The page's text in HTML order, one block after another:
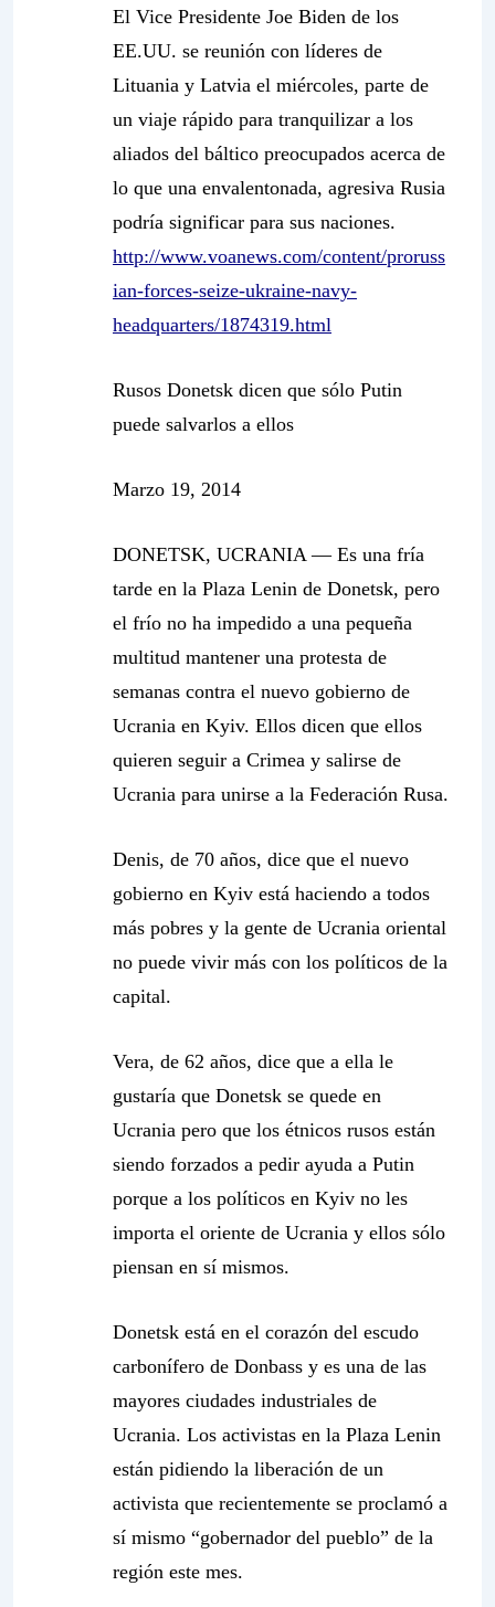
El Vice Presidente Joe Biden de los
EE.UU. se reunión con líderes de
Lituania y Latvia el miércoles, parte de
un viaje rápido para tranquilizar a los
aliados del báltico preocupados acerca de
lo que una envalentonada, agresiva Rusia
podría significar para sus naciones.
http://www.voanews.com/content/proruss
ian-forces-seize-ukraine-navy-
headquarters/1874319.html
Rusos Donetsk dicen que sólo Putin
puede salvarlos a ellos
Marzo 19, 2014
DONETSK, UCRANIA — Es una fría
tarde en la Plaza Lenin de Donetsk, pero
el frío no ha impedido a una pequeña
multitud mantener una protesta de
semanas contra el nuevo gobierno de
Ucrania en Kyiv. Ellos dicen que ellos
quieren seguir a Crimea y salirse de
Ucrania para unirse a la Federación Rusa.
Denis, de 70 años, dice que el nuevo
gobierno en Kyiv está haciendo a todos
más pobres y la gente de Ucrania oriental
no puede vivir más con los políticos de la
capital.
Vera, de 62 años, dice que a ella le
gustaría que Donetsk se quede en
Ucrania pero que los étnicos rusos están
siendo forzados a pedir ayuda a Putin
porque a los políticos en Kyiv no les
importa el oriente de Ucrania y ellos sólo
piensan en sí mismos.
Donetsk está en el corazón del escudo
carbonífero de Donbass y es una de las
mayores ciudades industriales de
Ucrania. Los activistas en la Plaza Lenin
están pidiendo la liberación de un
activista que recientemente se proclamó a
sí mismo “gobernador del pueblo” de la
región este mes.